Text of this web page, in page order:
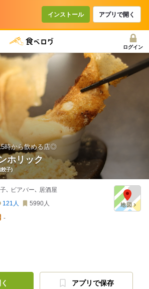
インストール アプリで開く
ログイン
時から飲める店◎
ホリック
子)
､ ビアバー､ 居酒屋
121 人 5990人
-
アプリで保存
コースで使えるクーポン
ーポンを利用せず予約する